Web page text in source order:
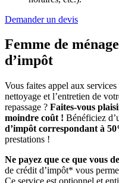
Demander un devis
Femme de
d’impôt
Vous faites appel aux
nettoyage et l’entretien de
repassage ? Faites-vous
moindre coût ! Bénéficiez
d’impôt correspondant à
prestations !
Ne payez que ce que vous
de crédit d’impôt* vous